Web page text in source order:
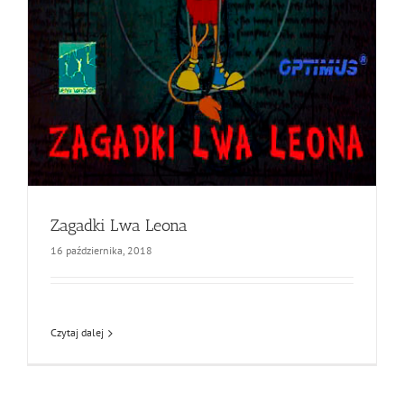
Zagadki Lwa Leona
16 października, 2018
Czytaj dalej